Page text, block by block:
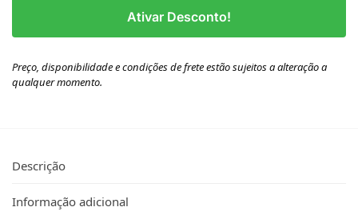
Ativar Desconto!
Preço, disponibilidade e condições de frete estão sujeitos a alteração a
qualquer momento.
Descrição
Informação adicional